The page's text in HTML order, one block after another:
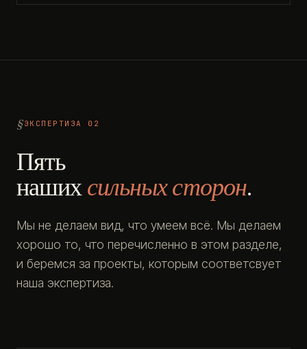
ЭКСПЕРТИЗА 02
Пять
нашихсильных сторон.
Мы не делаем вид, что умеем всё. Мы делаем
хорошо то, что перечисленно в этом разделе,
и беремся за проекты, которым соответсвует
наша экспертиза.